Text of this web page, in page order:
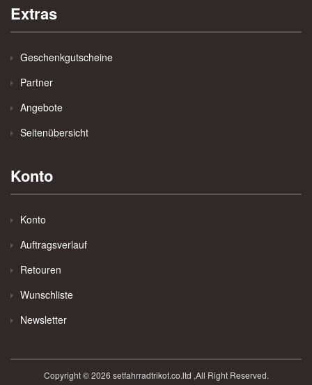
Extras
Geschenkgutscheine
Partner
Angebote
Seitenübersicht
Konto
Konto
Auftragsverlauf
Retouren
Wunschliste
Newsletter
Copyright © 2026 setfahrradtrikot.co.ltd ,All Right Reserved.